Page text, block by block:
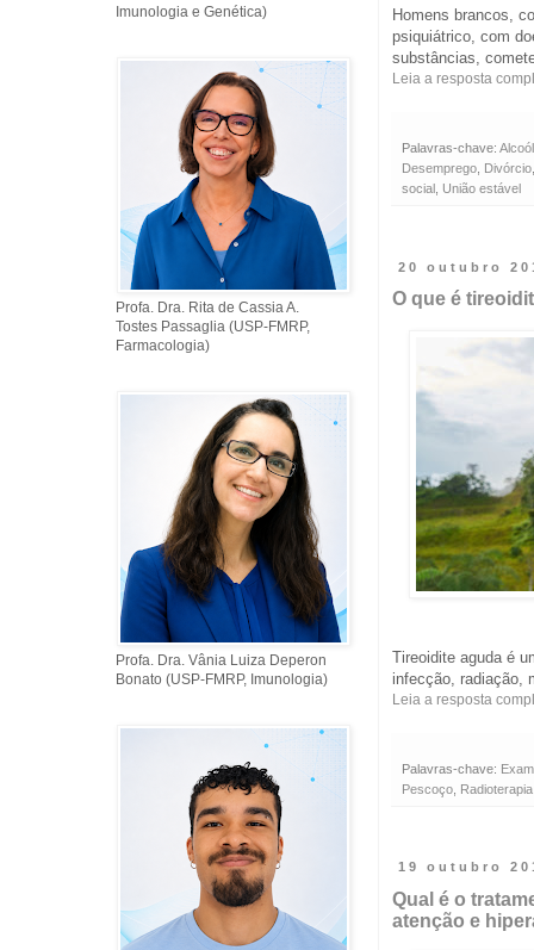
Homens brancos,
psiquiátrico, com
substâncias,
Leia a resposta
Palavras-chave:
Desemprego
Divórcio
social
União estável
20 outubro
O que é
Tireoidite aguda é
infecção, radiação,
Leia a resposta
Palavras-chave:
Pescoço Radioterapia
19 outubro
Qual é o
atenção e
Imunologia e Genética)
Profa. Dra. Rita de Cassia A.
Tostes Passaglia (USP-FMRP,
Farmacologia)
Profa. Dra. Vânia Luiza Deperon
Bonato (USP-FMRP, Imunologia)